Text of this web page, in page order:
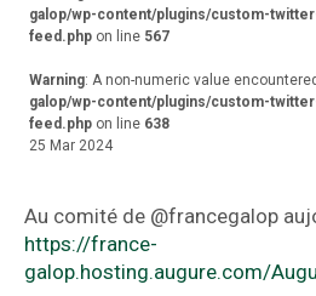
galop/wp-content/plugins/custom-
feed.php on line 567
Warning: A non-numeric value
galop/wp-content/plugins/custom-
feed.php on line 638
25 Mar 2024
Au comité de ⁦@francegalop⁩
https://france-
galop.hosting.augure.com/